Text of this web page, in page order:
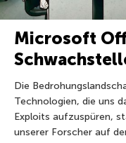
Microsoft
Die
Technologien, die uns
Exploits aufzuspüren,
unserer Forscher auf